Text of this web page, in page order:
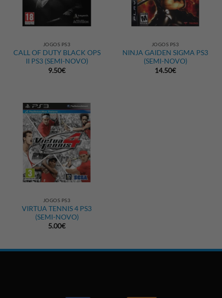
JOGOS PS3
CALL OF DUTY BLACK OPS
II PS3 (SEMI-NOVO)
9.50€
JOGOS PS3
NINJA GAIDEN SIGMA PS3
(SEMI-NOVO)
14.50€
JOGOS PS3
VIRTUA TENNIS 4 PS3
(SEMI-NOVO)
5.00€